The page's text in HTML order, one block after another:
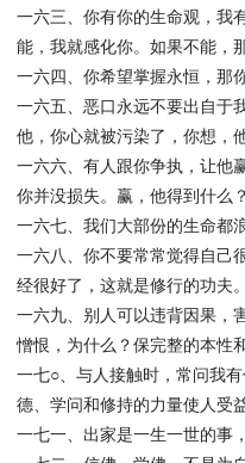
一六三、你有你的生命观，我
能，我就感化你。如果不能，
一六四、你希望掌握永恒，那
一六五、恶口永远不要出自于
他，你心就被污染了，你想，
一六六、有人跟你争执，让他
你并没损失。赢，他得到什么
一六七、我们大部份的生命都
一六八、你不要常常觉得自己
经很好了，这就是修行的功夫。
一六九、别人可以违背因果，
憎恨，为什么？保完整的本性
一七○、与人接触时，常问我
德、学问和修持的力量使人受
一七一、出家是一生一世的事